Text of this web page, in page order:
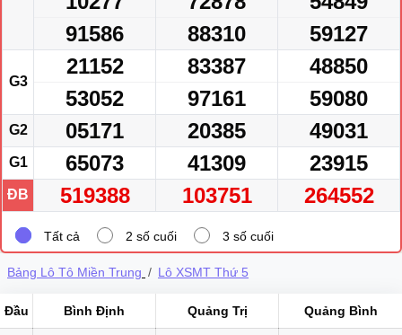
91586
88310
59127
G3
21152
53052
83387
97161
48850
59080
G2 05171 20385 49031
G1 65073 41309 23915
ĐB 519388 103751 264552
Tất cả 2 số cuối 3 số cuối
Bảng Lô Tô Miền Trung Lô XSMT Thứ 5
Đầu Bình Định Quảng Trị Quảng Bình